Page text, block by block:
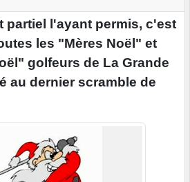
partiel l'ayant permis, c'est
les "Mères Noël" et
golfeurs de La Grande
au dernier scramble de